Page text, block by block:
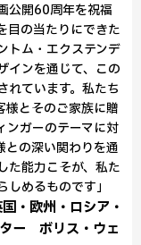
公開60周年を祝福
目の当たりにできた
トム・エクステンデ
インを通じて、この
れています。私たち
様とそのご家族に贈
ンガーのテーマに対
との深い関わりを通
た能力こそが、私た
めるものです」
・欧州・ロシア・
ー ボリス・ウェ